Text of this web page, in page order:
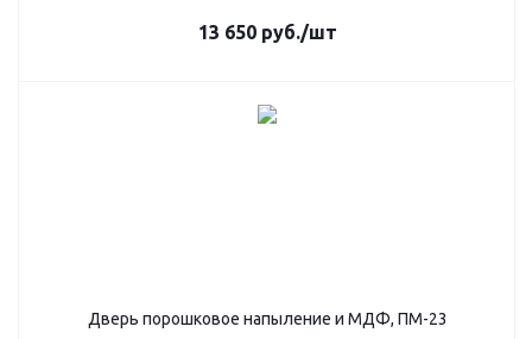
13 650руб./шт
Дверь порошковое напыление и МДФ, ПМ-23